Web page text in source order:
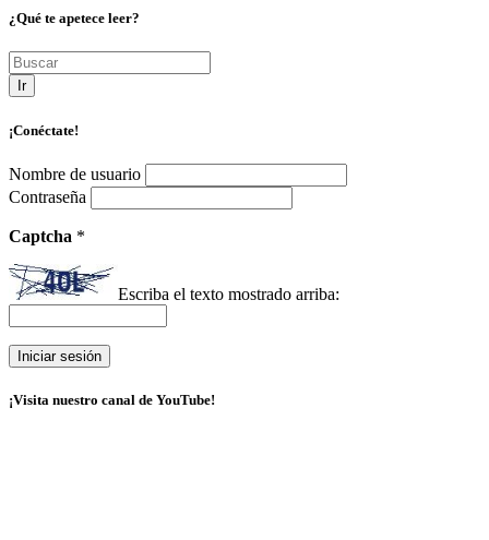
¿Qué te apetece leer?
Ir
¡Conéctate!
Nombre de usuario
Contraseña
Captcha *
Escriba el texto mostrado arriba:
¡Visita nuestro canal de YouTube!